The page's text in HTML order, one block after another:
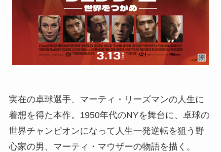
実在の卓球選手、マーティ・リーズマンの人生に
着想を得た本作。1950年代のNYを舞台に、卓球の
世界チャンピオンになって人生一発逆転を狙う野
心家の男、マーティ・マウザーの物語を描く。